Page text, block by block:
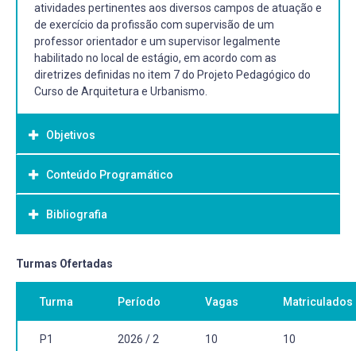
atividades pertinentes aos diversos campos de atuação e
de exercício da profissão com supervisão de um
professor orientador e um supervisor legalmente
habilitado no local de estágio, em acordo com as
diretrizes definidas no item 7 do Projeto Pedagógico do
Curso de Arquitetura e Urbanismo.
Objetivos
Objetivo Geral:
Objetivo(s) Geral(ais):
Realizar atividade em ambiente profissional visando a
Objetivo(s) Específico(s):
Exercer em ambiente profissional as habilidades e
competências do Arquiteto e Urbanista.
Construir vínculo de modo crítico entre as atividades
Conteúdo Programático
Bibliografia
Bibliografia Básica:
BRASIL. MINISTERIO DO TRABALHO E EMPREGO. Nova
Cartilha Esclarecedora sobre a Lei do Estágio (Lei 11.788,
de 25 de Setembro de 2008). Brasília: MTE, SPPE, DPJ,
CGPI. 2010.
Turmas Ofertadas
Turma Período Vagas Matriculados
P1 2026 / 2 10 10